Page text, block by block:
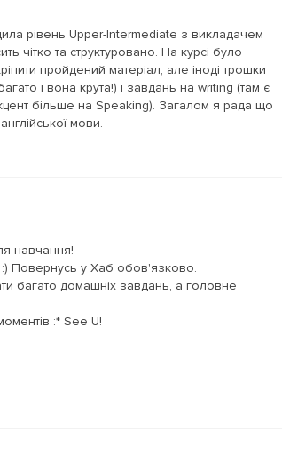
рівень Upper-Intermediate з викладачем
чітко та структуровано. На курсі було
пройдений матеріал, але іноді трошки
і вона крута!) і завдань на writing (там є
більше на Speaking). Загалом я рада що
мови.
навчання!
Повернусь у Хаб обов'язково.
багато домашніх завдань, а головне
:* See U!